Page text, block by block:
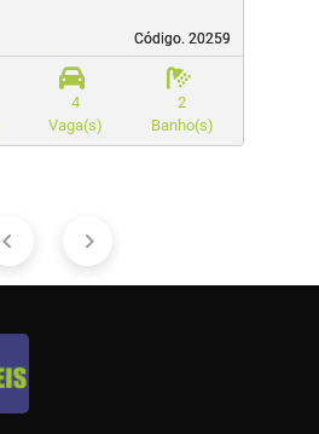
Código. 20259
Código. 20259
4
Vaga(s)
2
Banho(s)